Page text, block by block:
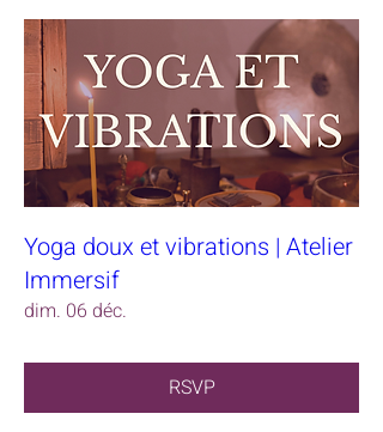
Yoga doux et vibrations | Atelier
Immersif
dim. 06 déc.
RSVP